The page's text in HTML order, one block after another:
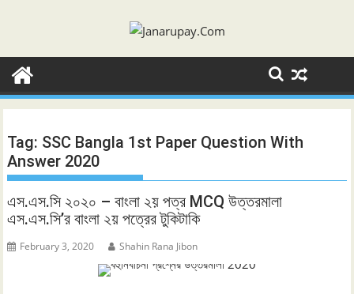
Tag: SSC Bangla 1st Paper Question With
Answer 2020
এস.এস.সি ২০২০ – বাংলা ২য় পত্র MCQ উত্তরমালা
এস.এস.সি’র বাংলা ২য় পত্রের টুকিটাকি
February 3, 2020 Shahin Rana Jibon